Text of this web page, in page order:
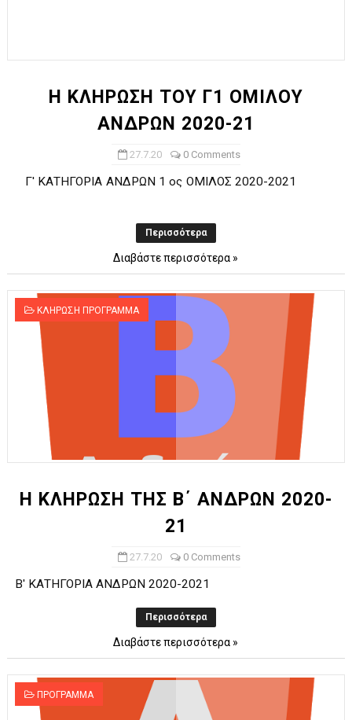
Η ΚΛΗΡΩΣΗ ΤΟΥ Γ1 ΟΜΙΛΟΥ
ΑΝΔΡΩΝ 2020-21
27.7.20 0 Comments
Γ' ΚΑΤΗΓΟΡΙΑ ΑΝΔΡΩΝ 1 ος ΟΜΙΛΟΣ 2020-2021
Περισσότερα
Διαβάστε περισσότερα »
ΚΛΗΡΩΣΗ ΠΡΟΓΡΑΜΜΑ
Η ΚΛΗΡΩΣΗ ΤΗΣ Β΄ ΑΝΔΡΩΝ 2020-
21
27.7.20 0 Comments
Β' ΚΑΤΗΓΟΡΙΑ ΑΝΔΡΩΝ 2020-2021
Περισσότερα
Διαβάστε περισσότερα »
ΠΡΟΓΡΑΜΜΑ